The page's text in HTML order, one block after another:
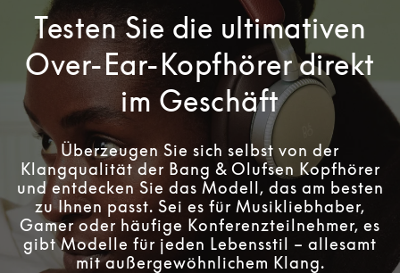
Testen Sie die ultimativen
Over-Ear-Kopfhörer direkt
im Geschäft
Überzeugen Sie sich selbst von der
Klangqualität der Bang & Olufsen Kopfhörer
und entdecken Sie das Modell, das am besten
zu Ihnen passt. Sei es für Musikliebhaber,
Gamer oder häufige Konferenzteilnehmer, es
gibt Modelle für jeden Lebensstil – allesamt
mit außergewöhnlichem Klang.